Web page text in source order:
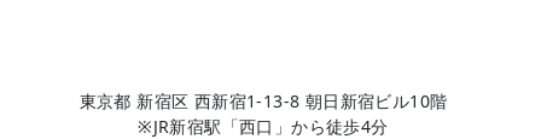
東京都 新宿区 西新宿1-13-8 朝日新宿ビル10階
※JR新宿駅「西口」から徒歩4分